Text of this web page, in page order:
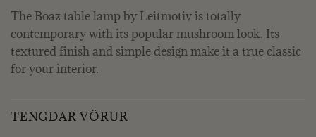
The Boaz table lamp by Leitmotiv is totally
contemporary with its popular mushroom look. Its
textured finish and simple design make it a true classic
for your interior.
TENGDAR VÖRUR